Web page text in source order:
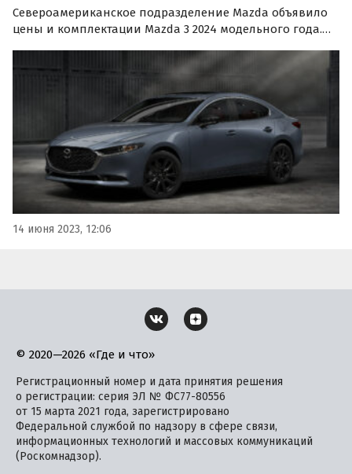
Североамериканское подразделение Mazda объявило
цены и комплектации Mazda 3 2024 модельного года.
Первым в продажу этим летом поступит Mazda 3 в
кузове хэтчбек, а осенью у дилеров появятся и седаны.
14 июня 2023, 12:06
© 2020—2026 «Где и что»
Регистрационный номер и дата принятия решения
о регистрации: серия ЭЛ № ФС77-80556
от 15 марта 2021 года, зарегистрировано
Федеральной службой по надзору в сфере связи,
информационных технологий и массовых коммуникаций
(Роскомнадзор).